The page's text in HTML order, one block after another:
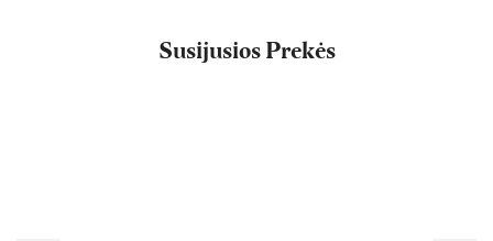
Susijusios Prekės